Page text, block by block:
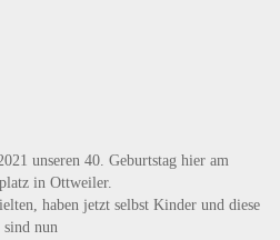
unseren 40. Geburtstag hier am
in Ottweiler.
haben jetzt selbst Kinder und diese
sind nun